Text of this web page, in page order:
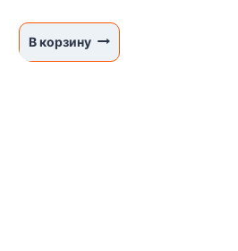
82,90 €.
В корзину